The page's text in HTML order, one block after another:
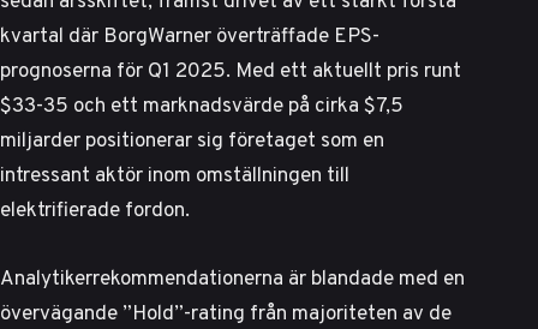
kvartal där BorgWarner överträffade EPS-
prognoserna för Q1 2025. Med ett aktuellt pris runt
$33-35 och ett marknadsvärde på cirka $7,5
miljarder positionerar sig företaget som en
intressant aktör inom omställningen till
elektrifierade fordon.
Analytikerrekommendationerna är blandade med en
övervägande ”Hold”-rating från majoriteten av de